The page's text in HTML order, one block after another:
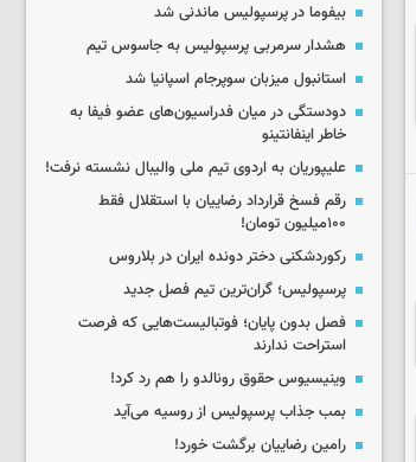
بیفوما در پرسپولیس ماندنی شد
هشدار سرمربی پرسپولیس به جاسوس تیم
استانبول میزبان سوپرجام اسپانیا شد
دودستگی در میان فدراسیون‌های عضو فیفا به
خاطر اینفانتینو
علیپوریان به اردوی تیم ملی والیبال نشسته نرفت!
رقم فسخ قرارداد رضاییان با استقلال فقط
۱۰۰میلیون تومان!
رکوردشکنی دختر دونده ایران در بلاروس
پرسپولیس؛ گران‌ترین تیم فصل جدید
فصل بدون پایان؛ فوتبالیست‌هایی که فرصت
استراحت ندارند
وینیسیوس حقوق رونالدو را هم رد کرد!
بمب جذاب پرسپولیس از روسیه می‌آید
رامین رضاییان برگشت خورد!